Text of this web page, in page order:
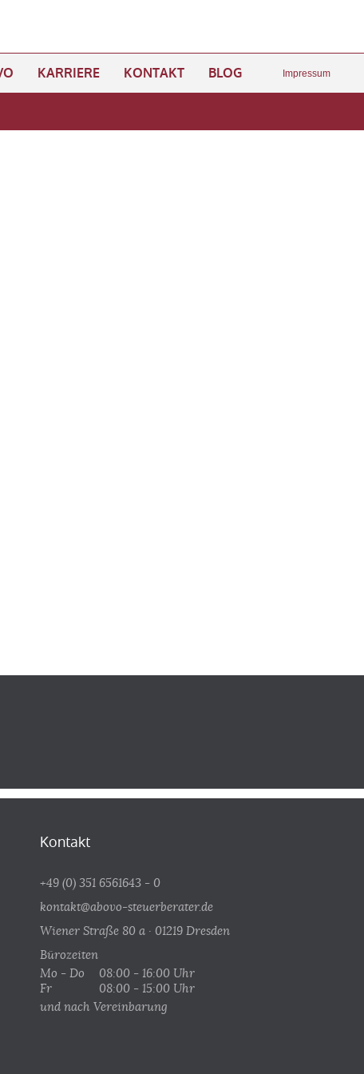
KARRIERE KONTAKT BLOG Impressum
Kontakt
+49 (0) 351 6561643 - 0
kontakt@abovo-steuerberater.de
Wiener Straße 80 a · 01219 Dresden
Bürozeiten
Mo - Do
Fr
08:00 - 16:00 Uhr
08:00 - 15:00 Uhr
und nach Vereinbarung